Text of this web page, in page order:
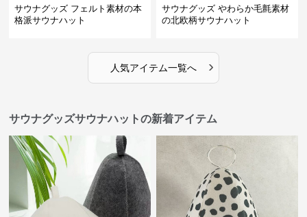
サウナグッズ フェルト素材の本
格派サウナハット
サウナグッズ やわらか毛氈素材
の北欧柄サウナハット
人気アイテム一覧へ ›
サウナグッズサウナハットの新着アイテム